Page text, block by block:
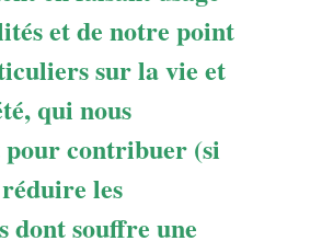
et de notre point
sur la vie et
qui nous
pour contribuer (si
les
dont souffre une